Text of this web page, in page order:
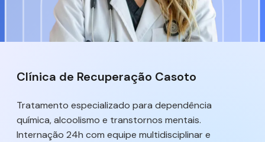
Clínica de Recuperação Casoto
Tratamento especializado para dependência
química, alcoolismo e transtornos mentais.
Internação 24h com equipe multidisciplinar e